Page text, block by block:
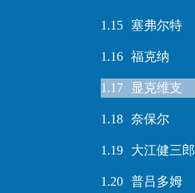
1.15 塞弗尔特
1.16 福克纳
1.17 显克维支
1.18 奈保尔
1.19 大江健三郎
1.20 普吕多姆